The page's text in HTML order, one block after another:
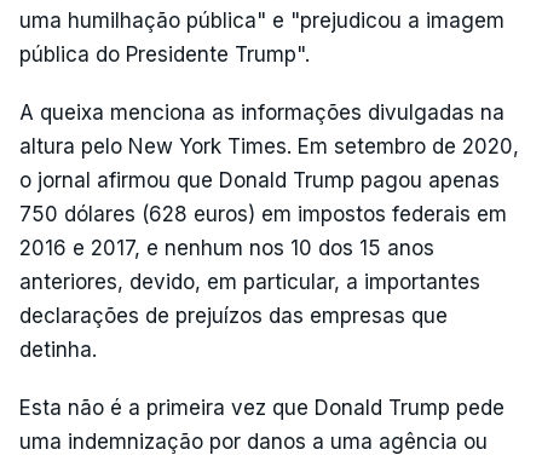
uma humilhação pública" e "prejudicou a imagem
pública do Presidente Trump".
A queixa menciona as informações divulgadas na
altura pelo New York Times. Em setembro de 2020,
o jornal afirmou que Donald Trump pagou apenas
750 dólares (628 euros) em impostos federais em
2016 e 2017, e nenhum nos 10 dos 15 anos
anteriores, devido, em particular, a importantes
declarações de prejuízos das empresas que
detinha.
Esta não é a primeira vez que Donald Trump pede
uma indemnização por danos a uma agência ou